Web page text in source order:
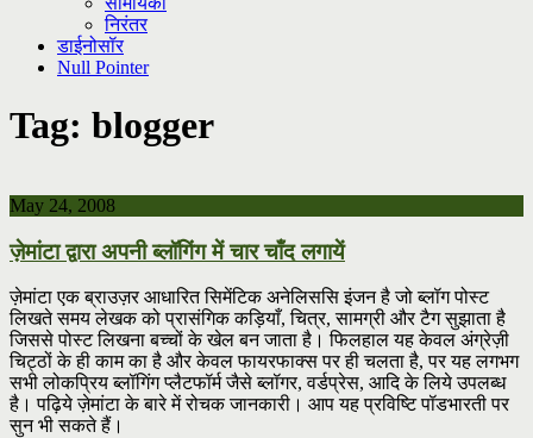
निरंतर
डाईनोसॉर
Null Pointer
Tag: blogger
May 24, 2008
ज़ेमांटा द्वारा अपनी ब्लॉगिंग में चार चाँद लगायें
ज़ेमांटा एक ब्राउज़र आधारित सिमेंटिक अनेलिससि इंजन है जो ब्लॉग पोस्ट
लिखते समय लेखक को प्रासंगिक कड़ियाँ, चित्र, सामग्री और टैग सुझाता है
जिससे पोस्ट लिखना बच्चों के खेल बन जाता है। फिलहाल यह केवल अंग्रेज़ी
चिट्ठों के ही काम का है और केवल फायरफाक्स पर ही चलता है, पर यह लगभग
सभी लोकप्रिय ब्लॉगिंग प्लैटफॉर्म जैसे ब्लॉगर, वर्डप्रेस, आदि के लिये उपलब्ध
है। पढ़िये ज़ेमांटा के बारे में रोचक जानकारी। आप यह प्रविष्टि पॉडभारती पर
सुन भी सकते हैं।